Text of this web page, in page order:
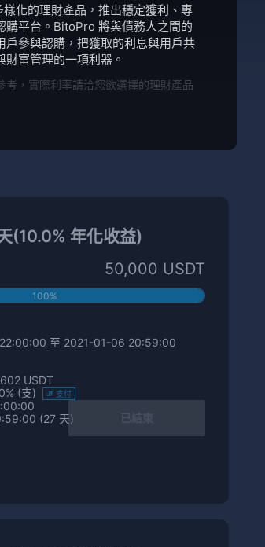
化的理財產品，推出穩定獲利、專
購平台。BitoPro 將與債務人之間的
戶參與認購，把獲取的利息與用戶共
富管理的一項利器。
考，實際利率請洽您欲選擇的理財產品
(10.0% 年化收益)
50,000 USDT
100%
至 2021-01-06 20:59:00
USDT
(支)
支付
(27 天)